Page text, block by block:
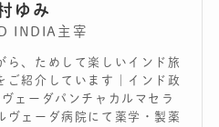
ゆみ
INDIA主宰
ら、ためして楽しいインド旅
ご紹介しています｜インド政
ェーダパンチャカルマセラ
ヴェーダ病院にて薬学・製薬